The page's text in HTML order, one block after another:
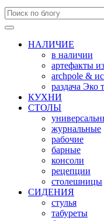
НАЛИЧИЕ
в наличии
артефакты
archpole &
раздача Эко
КУХНИ
СТОЛЫ
журнальные
рабочие
барные
консоли
рецепции
столешницы
СИДЕНИЯ
стулья
табуреты